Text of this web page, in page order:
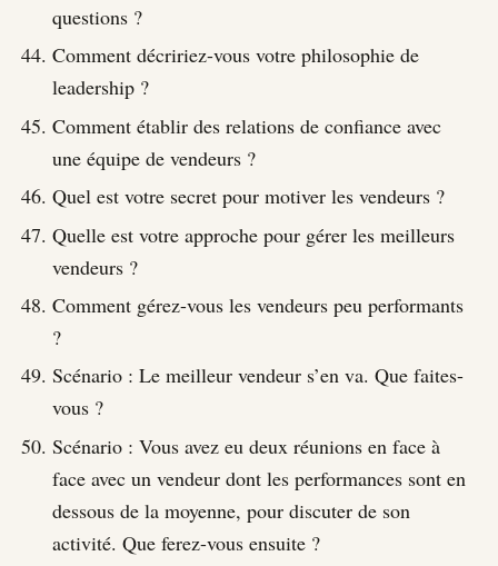
questions ?
Comment décririez-vous votre philosophie de
leadership ?
Comment établir des relations de confiance avec
une équipe de vendeurs ?
Quel est votre secret pour motiver les vendeurs ?
Quelle est votre approche pour gérer les meilleurs
vendeurs ?
Comment gérez-vous les vendeurs peu performants
?
Scénario : Le meilleur vendeur s’en va. Que faites-
vous ?
Scénario : Vous avez eu deux réunions en face à
face avec un vendeur dont les performances sont en
dessous de la moyenne, pour discuter de son
activité. Que ferez-vous ensuite ?